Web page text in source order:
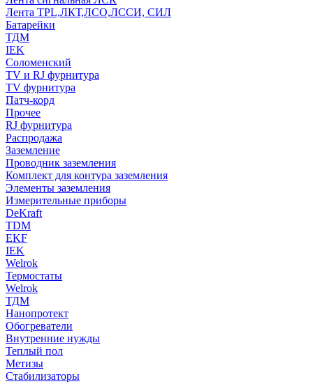
Лента TPL,ЛКТ,ЛСО,ЛССИ, СИЛ
Батарейки
ТДМ
IEK
Соломенский
TV и RJ фурнитура
TV фурнитура
Патч-корд
Прочее
RJ фурнитура
Распродажа
Заземление
Проводник заземления
Комплект для контура заземления
Элементы заземления
Измерительные приборы
DeKraft
TDM
EKF
IEK
Welrok
Термостаты
Welrok
ТДМ
Нанопротект
Обогреватели
Внутренние нужды
Теплый пол
Метизы
Стабилизаторы